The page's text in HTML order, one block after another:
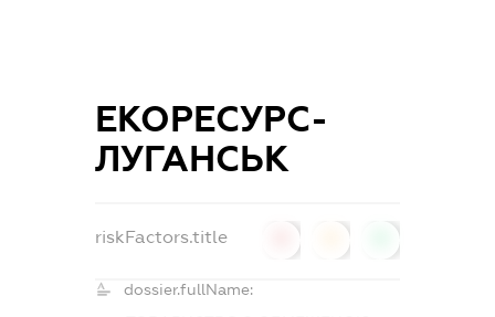
ЕКОРЕСУРС-
ЛУГАНСЬК
riskFactors.title
dossier.fullName: